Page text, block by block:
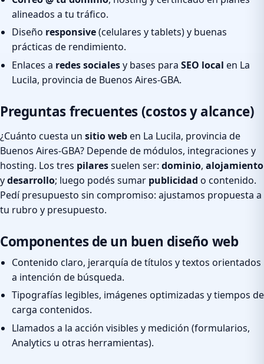
alineados a tu tráfico.
Diseño responsive(celulares y tablets) y buenas
prácticas de rendimiento.
Enlaces a redes socialesy bases para SEO local en La
Lucila, provincia de Buenos Aires-GBA.
Preguntas frecuentes (costos y alcance)
¿Cuánto cuesta un sitio weben La Lucila, provincia de
Buenos Aires-GBA? Depende de módulos, integraciones y
hosting. Los tres pilaressuelen ser: dominio, alojamiento
ydesarrollo; luego podés sumar publicidad o contenido.
Pedí presupuesto sin compromiso: ajustamos propuesta a
tu rubro y presupuesto.
Componentes de un buen diseño web
Contenido claro, jerarquía de títulos y textos orientados
a intención de búsqueda.
Tipografías legibles, imágenes optimizadas y tiempos de
carga contenidos.
Llamados a la acción visibles y medición (formularios,
Analytics u otras herramientas).